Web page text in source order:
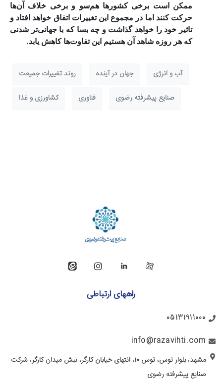
ممکن است برخی کشورها هم‌سو و برخی خلاف آن‌ها
حرکت کنند اما در مجموع این تغییرات اتفاق خواهد افتاد و
تاثیر خود را خواهد گذاشت و چه بسا که با جهانی‌تر شدنی
که هر روزه شاهد آن هستیم این تفاوت‌ها کاهش یابد.
آب و انرژی جهان در آینده روند تغییرات جمیعت
صنایع پیشرفته رضوی فناوری کشاورزی و غذا
راههای ارتباطی
05131911000
info@razavihti.com
مشهد، بلوار توس، توس ۱۰، انتهای خیابان کارگر، نبش میدان کارگر، شرکت
صنایع پیشرفته رضوی